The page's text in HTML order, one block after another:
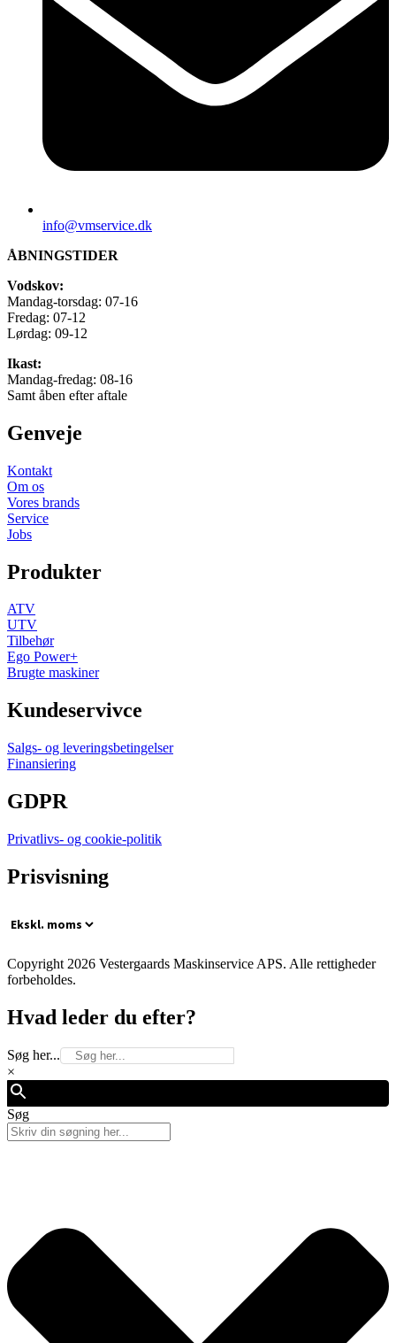
info@vmservice.dk
ÅBNINGSTIDER
Vodskov:
Mandag-torsdag: 07-16
Fredag: 07-12
Lørdag: 09-12
Ikast:
Mandag-fredag: 08-16
Samt åben efter aftale
Genveje
Kontakt
Om os
Vores brands
Service
Jobs
Produkter
ATV
UTV
Tilbehør
Ego Power+
Brugte maskiner
Kundeservivce
Salgs- og leveringsbetingelser
Finansiering
GDPR
Privatlivs- og cookie-politik
Prisvisning
Copyright 2026 Vestergaards Maskinservice APS. Alle rettigheder
forbeholdes.
Hvad leder du efter?
Søg her...
×
Søg